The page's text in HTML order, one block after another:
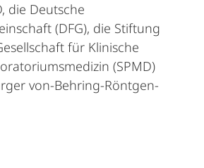
die Deutsche
(DFG), die Stiftung
für Klinische
(SPMD)
von-Behring-Röntgen-